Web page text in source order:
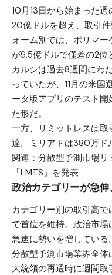
10月13日から始まった
20億ドルを超え、取引
ォーム別では、ポリマ
が9.5億ドルで僅差の2位
カルシは過去8週間にわ
っていたが、11月の米
ータ版アプリのテスト開
た形だ。
一方、リミットレスは
達。ミリアドは380万ド
関連： 分散型予測市場リ
「LMTS」を発表
政治カテゴリーが急
カテゴリー別の取引高
で首位を維持。政治市
急速に勢いを増している。
分散型予測市場業界全体
大統領の再選時に週間